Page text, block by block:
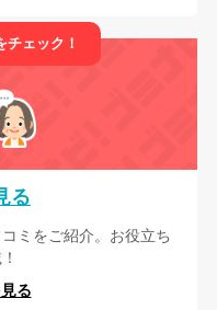
チェック！
る
ミをご紹介。お役立ち
る